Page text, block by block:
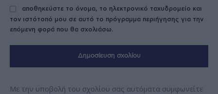
αποθηκεύστε το όνομα, το ηλεκτρονικό ταχυδρομείο και
τον ιστότοπό μου σε αυτό το πρόγραμμα περιήγησης για την
επόμενη φορά που θα σχολιάσω.
Με την υποβολή του σχολίου σας αυτόματα συμφωνείτε